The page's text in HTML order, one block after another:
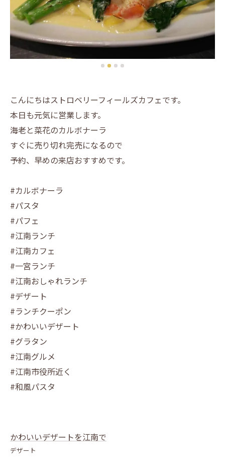
こんにちはストロベリーフィールズカフェです。
本日も元気に営業します。
海老と菜花のカルボナーラ
すぐに売り切れ完売になるので
予約、早めの来店おすすめです。
#カルボナーラ
#パスタ
#パフェ
#江南ランチ
#江南カフェ
#一宮ランチ
#江南おしゃれランチ
#デザート
#ランチクーポン
#かわいいデザート
#グラタン
#江南グルメ
#江南市役所近く
#和風パスタ
かわいいデザートを江南で
デザート